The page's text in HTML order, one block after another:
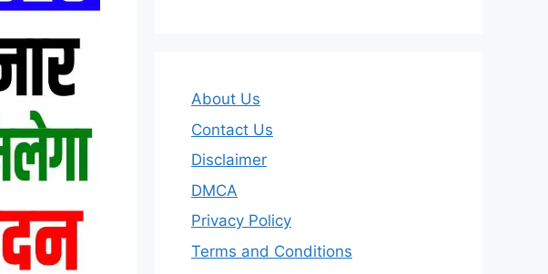
About Us
Contact Us
Disclaimer
DMCA
Privacy Policy
Terms and Conditions